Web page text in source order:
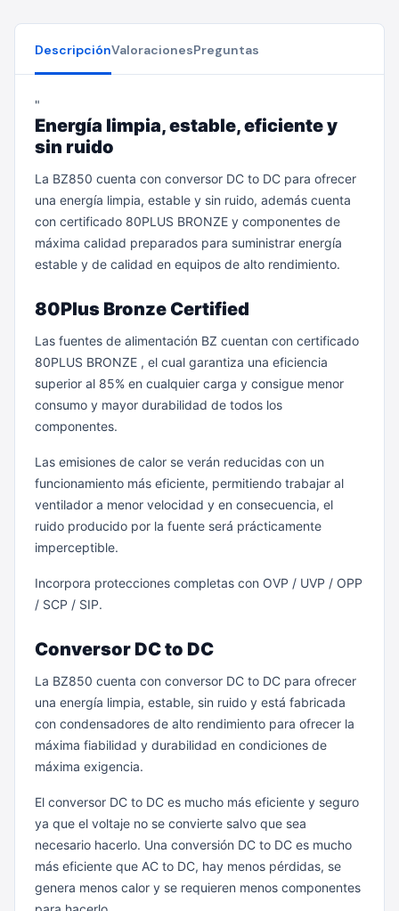
DescripciónValoracionesPreguntas
"
Energía limpia, estable, eficiente y
sin ruido
La BZ850 cuenta con conversor DC to DC para ofrecer
una energía limpia, estable y sin ruido, además cuenta
con certificado 80PLUS BRONZE y componentes de
máxima calidad preparados para suministrar energía
estable y de calidad en equipos de alto rendimiento.
80Plus Bronze Certified
Las fuentes de alimentación BZ cuentan con certificado
80PLUS BRONZE , el cual garantiza una eficiencia
superior al 85% en cualquier carga y consigue menor
consumo y mayor durabilidad de todos los
componentes.
Las emisiones de calor se verán reducidas con un
funcionamiento más eficiente, permitiendo trabajar al
ventilador a menor velocidad y en consecuencia, el
ruido producido por la fuente será prácticamente
imperceptible.
Incorpora protecciones completas con OVP / UVP / OPP
/ SCP / SIP.
Conversor DC to DC
La BZ850 cuenta con conversor DC to DC para ofrecer
una energía limpia, estable, sin ruido y está fabricada
con condensadores de alto rendimiento para ofrecer la
máxima fiabilidad y durabilidad en condiciones de
máxima exigencia.
El conversor DC to DC es mucho más eficiente y seguro
ya que el voltaje no se convierte salvo que sea
necesario hacerlo. Una conversión DC to DC es mucho
más eficiente que AC to DC, hay menos pérdidas, se
genera menos calor y se requieren menos componentes